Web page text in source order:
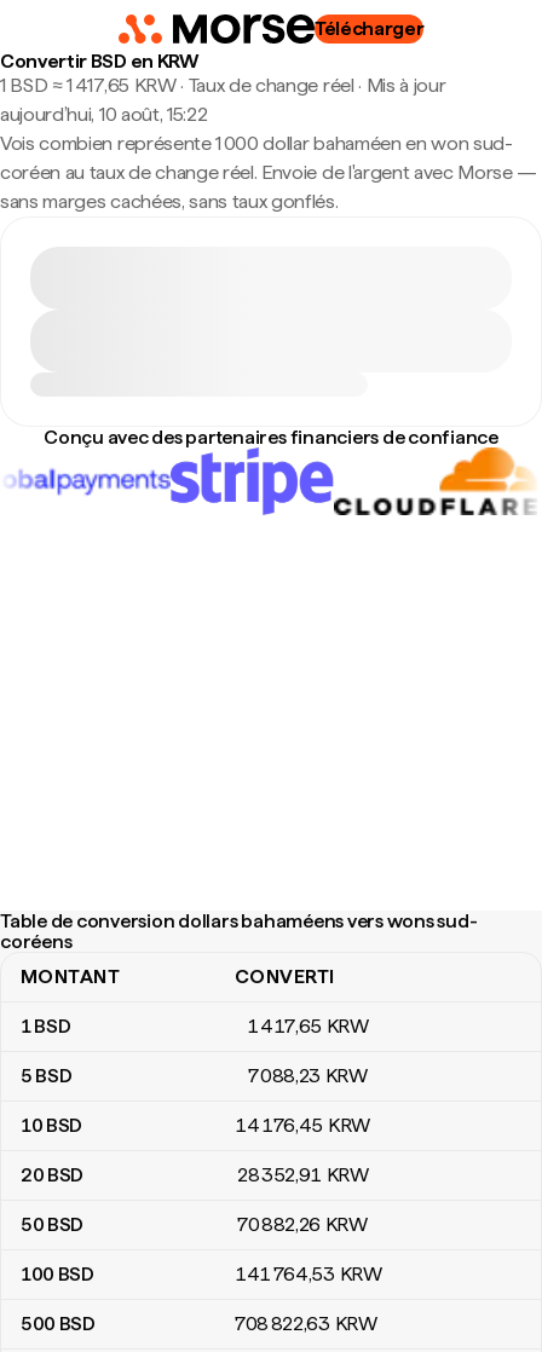
Télécharger
Convertir BSD en KRW
1 BSD ≈ 1 417,65 KRW · Taux de change réel · Mis à jour
aujourd’hui, 10 août, 15:22
Vois combien représente 1 000 dollar bahaméen en won sud-
coréen au taux de change réel. Envoie de l'argent avec Morse —
sans marges cachées, sans taux gonflés.
Conçu avec des partenaires financiers de confiance
Table de conversion dollars bahaméens vers wons sud-
coréens
Table de conversion dollars bahaméens vers wons sud-coréens
MONTANT CONVERTI
1BSD 1 417,65 KRW
5 BSD 7 088,23 KRW
10 BSD 14 176,45 KRW
20 BSD 28 352,91 KRW
50 BSD 70 882,26 KRW
100 BSD 141 764,53 KRW
500 BSD 708 822,63 KRW